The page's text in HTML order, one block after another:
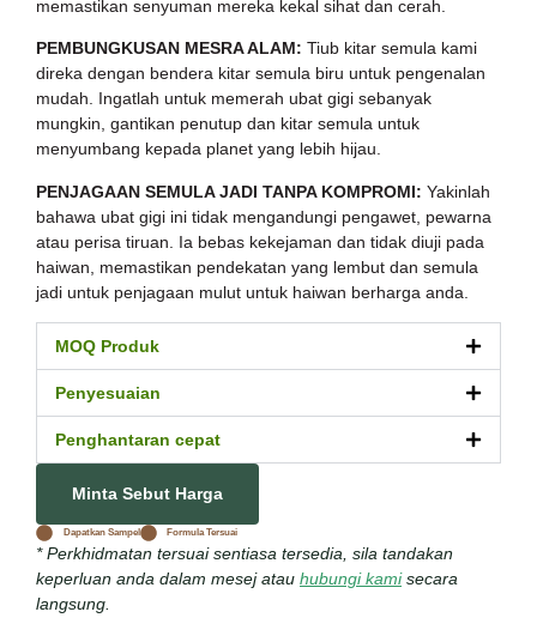
memastikan senyuman mereka kekal sihat dan cerah.
PEMBUNGKUSAN MESRA ALAM: Tiub kitar semula kami
direka dengan bendera kitar semula biru untuk pengenalan
mudah. Ingatlah untuk memerah ubat gigi sebanyak
mungkin, gantikan penutup dan kitar semula untuk
menyumbang kepada planet yang lebih hijau.
PENJAGAAN SEMULA JADI TANPA KOMPROMI: Yakinlah
bahawa ubat gigi ini tidak mengandungi pengawet, pewarna
atau perisa tiruan. Ia bebas kekejaman dan tidak diuji pada
haiwan, memastikan pendekatan yang lembut dan semula
jadi untuk penjagaan mulut untuk haiwan berharga anda.
MOQ Produk
Penyesuaian
Penghantaran cepat
Minta Sebut Harga
Dapatkan Sampel Formula Tersuai
* Perkhidmatan tersuai sentiasa tersedia, sila tandakan
keperluan anda dalam mesej atau hubungi kamisecara
langsung.